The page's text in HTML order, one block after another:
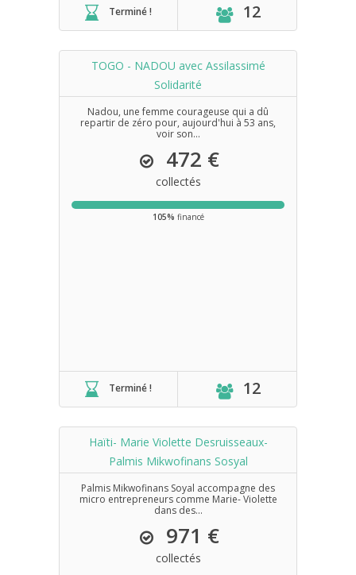
Terminé ! 12
TOGO - NADOU avec Assilassimé
Solidarité
Nadou, une femme courageuse qui a dû
repartir de zéro pour, aujourd'hui à 53 ans,
voir son...
472 €
collectés
105% financé
Terminé ! 12
Haïti- Marie Violette Desruisseaux-
Palmis Mikwofinans Sosyal
Palmis Mikwofinans Soyal accompagne des
micro entrepreneurs comme Marie- Violette
dans des...
971 €
collectés